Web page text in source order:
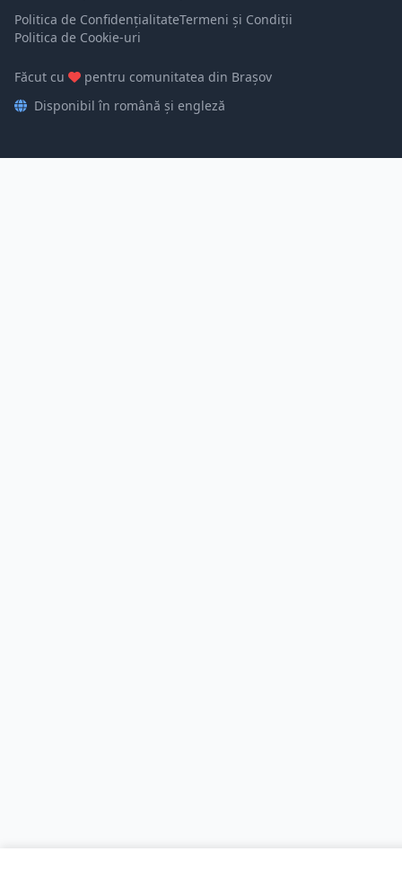
Politica de ConfidențialitateTermeni și Condiții
Politica de Cookie-uri
Făcut cu
pentru comunitatea din Brașov
Disponibil în română și engleză